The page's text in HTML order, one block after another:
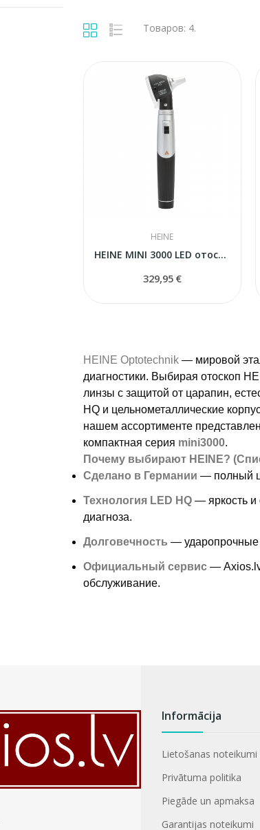
Товаров: 4.
HEINE
HEINE MINI 3000 LED отоскоп D-008.70.110 черный
329,95 €
HEINE Optotechnik— мировой
диагностики. Выбирая отоскоп
линзы с защитой от царапин,
HQ и цельнометаллические
нашем ассортименте
компактная серия mini3000.
Почему выбирают HEINE?
Сделано в Германии — полный
Технология LED HQ — яркость и
диагноза.
Долговечность —
Официальный сервис — Axios.lv
обслуживание.
Informācija
Lietošanas noteikumi
Privātuma politika
Piegāde un apmaksa
Garantijas noteikumi